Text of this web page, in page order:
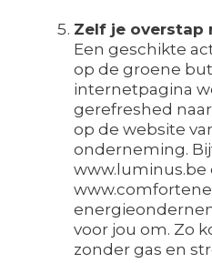
Zelf je overstap
Een geschikte
op de groene
internetpagina
gerefreshed
op de website
onderneming.
www.luminus.be
voor jou om. Zo
zonder gas en